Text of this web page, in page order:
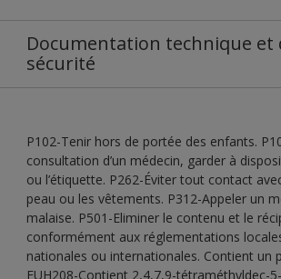
Documentation technique et
sécurité
P102-Tenir hors de portée des enfants.
consultation d’un médecin, garder à
ou l’étiquette. P262-Éviter tout contact
peau ou les vêtements. P312-Appeler un
malaise. P501-Eliminer le contenu et le
conformément aux réglementations
nationales ou internationales. Contient un
EUH208-Contient 2,4,7,9-tétraméthyldec-